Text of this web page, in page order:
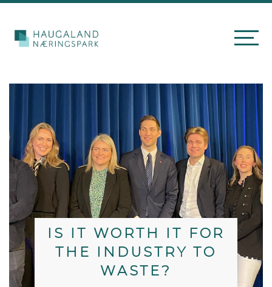
IS IT WORTH IT FOR
THE INDUSTRY TO
WASTE?